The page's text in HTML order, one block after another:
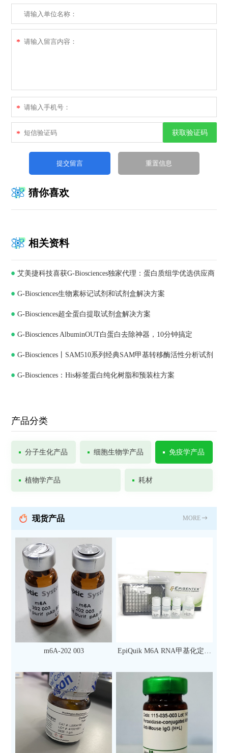
*
*
* 获取验证码
猜你喜欢
相关资料
艾美捷科技喜获G-Biosciences独家代理：蛋白质组学优选供应商
G-Biosciences生物素标记试剂和试剂盒解决方案
G-Biosciences超全蛋白提取试剂盒解决方案
G-Biosciences AlbuminOUT白蛋白去除神器，10分钟搞定
G-Biosciences丨SAM510系列经典SAM甲基转移酶活性分析试剂
盒
G-Biosciences：His标签蛋白纯化树脂和预装柱方案
产品分类
分子生化产品 细胞生物学产品 免疫学产品
植物学产品 耗材
现货产品 MORE
m6A-202 003
EpiQuik M6A RNA甲基化定量
次）